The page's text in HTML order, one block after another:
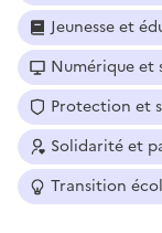
Jeunesse et
Numérique et
Protection et
Solidarité et
Transition